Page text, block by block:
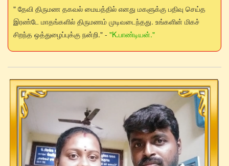
" தேவி திருமண தகவல் மையத்தில் எனது மகளுக்கு பதிவு செய்த
இரண்டே மாதங்களில் திருமணம் முடிவடைந்தது. உங்களின் மிகச்
சிறந்த ஒத்துழைப்புக்கு நன்றி." - "K.பாண்டியன்."